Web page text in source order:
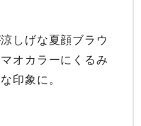
しげな夏顔ブラウ
オカラーにくるみ
印象に。